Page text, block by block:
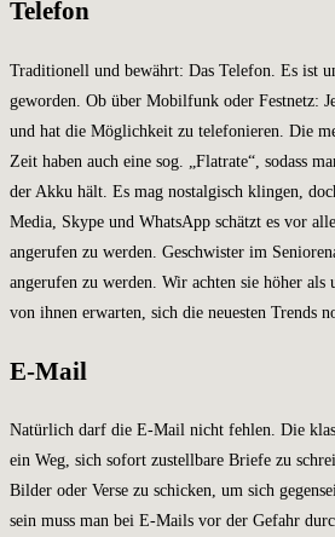
Telefon
Traditionell und bewährt: Das Telefon. Es ist
geworden. Ob über Mobilfunk oder Festnetz:
und hat die Möglichkeit zu telefonieren. Die
Zeit haben auch eine sog. „Flatrate“, sodass
der Akku hält. Es mag nostalgisch klingen,
Media, Skype und WhatsApp schätzt es vor
angerufen zu werden. Geschwister im
angerufen zu werden. Wir achten sie höher
von ihnen erwarten, sich die neuesten Trends
E-Mail
Natürlich darf die E-Mail nicht fehlen. Die
ein Weg, sich sofort zustellbare Briefe zu
Bilder oder Verse zu schicken, um sich
sein muss man bei E-Mails vor der Gefahr